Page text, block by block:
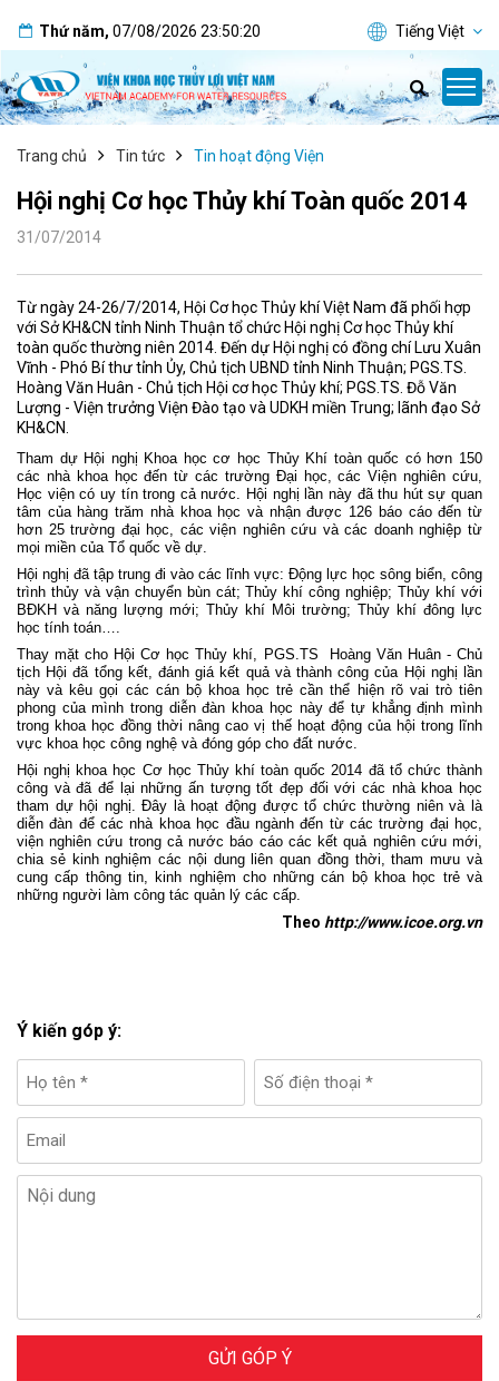
Thứ năm, 07/08/2026 23:50:20 Tiếng Việt
Trang chủ Tin tức Tin hoạt động Viện
Hội nghị Cơ học Thủy khí Toàn quốc 2014
31/07/2014
Từ ngày 24-26/7/2014, Hội Cơ học Thủy khí Việt Nam đã phối hợp
với Sở KH&CN tỉnh Ninh Thuận tổ chức Hội nghị Cơ học Thủy khí
toàn quốc thường niên 2014. Đến dự Hội nghị có đồng chí Lưu Xuân
Vĩnh - Phó Bí thư tỉnh Ủy, Chủ tịch UBND tỉnh Ninh Thuận; PGS.TS.
Hoàng Văn Huân - Chủ tịch Hội cơ học Thủy khí; PGS.TS. Đỗ Văn
Lượng - Viện trưởng Viện Đào tạo và UDKH miền Trung; lãnh đạo Sở
KH&CN.
Tham dự Hội nghị Khoa học cơ học Thủy Khí toàn quốc có hơn 150
các nhà khoa học đến từ các trường Đại học, các Viện nghiên cứu,
Học viện có uy tín trong cả nước. Hội nghị lần này đã thu hút sự quan
tâm của hàng trăm nhà khoa học và nhận được 126 báo cáo đến từ
hơn 25 trường đại học, các viện nghiên cứu và các doanh nghiệp từ
mọi miền của Tổ quốc về dự.
Hội nghị đã tập trung đi vào các lĩnh vực: Động lực học sông biển, công
trình thủy và vận chuyển bùn cát; Thủy khí công nghiệp; Thủy khí với
BĐKH và năng lượng mới; Thủy khí Môi trường; Thủy khí đông lực
học tính toán….
Thay mặt cho Hội Cơ học Thủy khí, PGS.TS
Hoàng Văn Huân - Chủ
tịch Hội đã tổng kết, đánh giá kết quả và thành công của Hội nghị lần
này và kêu gọi các cán bộ khoa học trẻ cần thể hiện rõ vai trò tiên
phong của mình trong diễn đàn khoa học này để tự khẳng định mình
trong khoa học đồng thời nâng cao vị thế hoạt động của hội trong lĩnh
vực khoa học công nghệ và đóng góp cho đất nước.
Hội nghị khoa học Cơ học Thủy khí toàn quốc 2014 đã tổ chức thành
công và đã để lại những ấn tượng tốt đẹp đối với các nhà khoa học
tham dự hội nghị. Đây là hoạt động được tổ chức thường niên và là
diễn đàn để các nhà khoa học đầu ngành đến từ các trường đại học,
viện nghiên cứu trong cả nước báo cáo các kết quả nghiên cứu mới,
chia sẻ kinh nghiệm các nội dung liên quan đồng thời, tham mưu và
cung cấp thông tin, kinh nghiệm cho những cán bộ khoa học trẻ và
những người làm công tác quản lý các cấp.
Theo http://www.icoe.org.vn
Ý kiến góp ý:
GỬI GÓP Ý